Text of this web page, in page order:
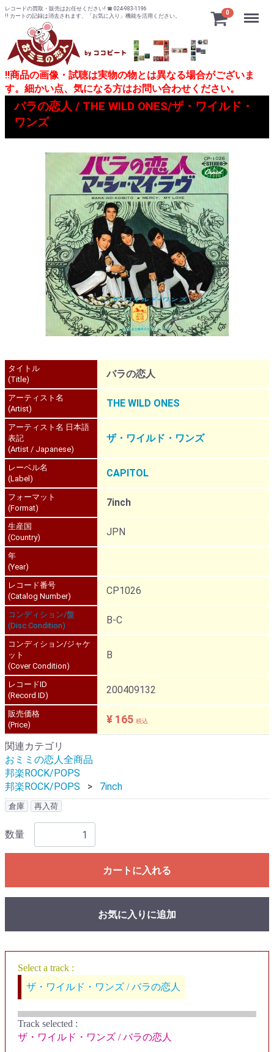
レコードの買取・販売はお任せください! ☎ 024-983-1196
!! カートの記録は消去されます、「お気に入り」機能を活用ください。
0 Menu
!!商品の画像・試聴は実物の物とは異なる場合がございま
す。細かい点、気になる方はお問い合わせください。
バラの恋人 / THE WILD ONES/ザ・ワイルド・
ワンズ
タイトル
(Title)
バラの恋人
アーティスト名
(Artist)
THE WILD ONES
アーティスト名 日本語
表記
(Artist / Japanese)
ザ・ワイルド・ワンズ
レーベル名
(Label)
CAPITOL
フォーマット
(Format)
7inch
生産国
(Country)
JPN
年
(Year)
レコード番号
(Catalog Number)
CP1026
コンディション/盤
(Disc Condition)
B-C
コンディション/ジャケ
ット
(Cover Condition)
B
レコードID
(Record ID)
200409132
販売価格
(Price)
¥ 165 税込
関連カテゴリ
おミミの恋人全商品
邦楽ROCK/POPS
邦楽ROCK/POPS
7inch
倉庫 再入荷
数量
カートに入れる
お気に入りに追加
Select a track :
ザ・ワイルド・ワンズ / バラの恋人
Track selected :
ザ・ワイルド・ワンズ / バラの恋人